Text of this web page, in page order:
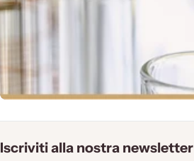
Iscriviti alla nostra newsletter